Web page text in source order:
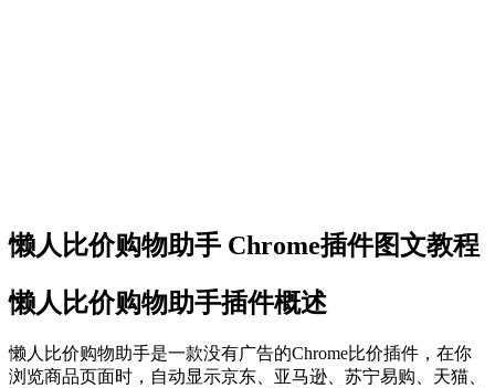
懒人比价购物助手 Chrome插件图文教程
懒人比价购物助手插件概述
懒人比价购物助手是一款没有广告的Chrome比价插件，在你
浏览商品页面时，自动显示京东、亚马逊、苏宁易购、天猫、